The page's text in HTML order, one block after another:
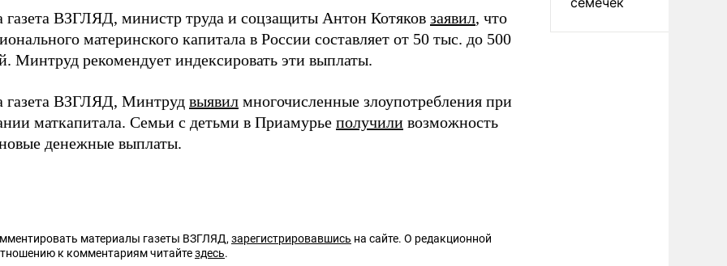
газета ВЗГЛЯД, министр труда и соцзащиты Антон Котяков заявил, что
материнского капитала в России составляет от 50 тыс. до 500
Минтруд рекомендует индексировать эти выплаты.
газета ВЗГЛЯД, Минтруд выявил многочисленные злоупотребления при
маткапитала. Семьи с детьми в Приамурье получили возможность
денежные выплаты.
материалы газеты ВЗГЛЯД, зарегистрировавшись на сайте. О редакционной
к комментариям читайтездесь.